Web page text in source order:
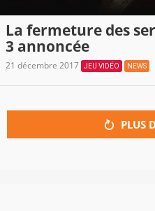
La fermeture des
3 annoncée
21 décembre 2017 JEU VIDÉO NEWS
PLUS